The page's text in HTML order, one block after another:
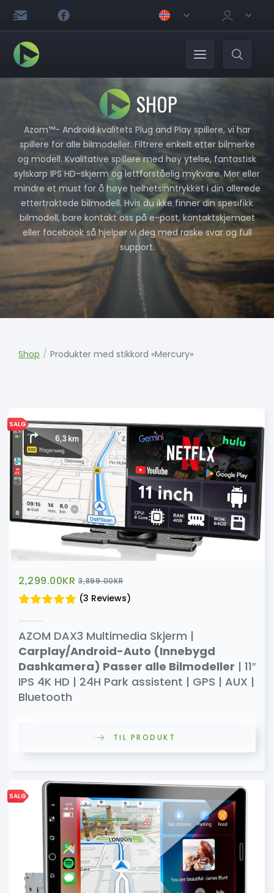
SHOP
Azom™- Android kvalitets Plug and Play spillere, vi har
spillere for alle bilmodeller. Filtrere enkelt etter bilmerke
og modell. Kvalitative spillere med høy ytelse, fantastisk
sylskarp IPS HD-skjerm og lettforståelig mykvare. Mer eller
mindre et must for å høye helhetsinntrykket i din allerede
ettertraktede bilmodell. Hvis du ikke finner din spesifikk
bilmodell, bare kontakt oss på e-post, kontaktskjemaet
eller facebook så hjelper vi deg med raske svar og full
support.
Shop / Produkter med stikkord «Mercury»
SALG
2,299.00KR 3,899.00KR
(3 Reviews)
AZOM DAX3 Multimedia Skjerm |
Carplay/Android-Auto (Innebygd
Dashkamera) Passer alle Bilmodeller | 11″
IPS 4K HD | 24H Park assistent | GPS | AUX |
Bluetooth
TIL PRODUKT
SALG